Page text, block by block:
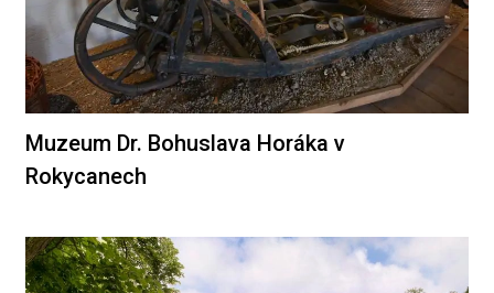
Muzeum Dr. Bohuslava Horáka v
Rokycanech